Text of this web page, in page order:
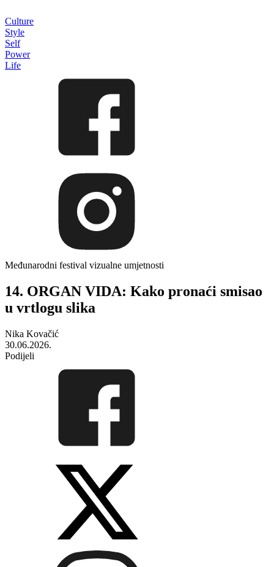
Culture
Style
Self
Power
Life
Međunarodni festival vizualne umjetnosti
14. ORGAN VIDA: Kako pronaći smisao
u vrtlogu slika
Nika Kovačić
30.06.2026.
Podijeli